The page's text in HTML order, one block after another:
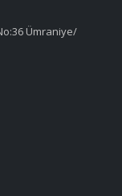
Ümraniye/